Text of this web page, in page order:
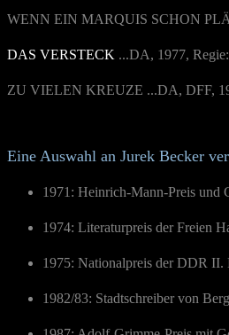
WENN EIN MARQUIS SCHON
DAS VERSTECK ...DA, 1977,
ZU VIELEN KREUZE ...DA, DFF,
Eine Auswahl an Jurek Becker
1971: Heinrich-Mann-Preis und
1974: Literaturpreis der Freien
1975: Nationalpreis der DDR
1982/83: Stadtschreiber von